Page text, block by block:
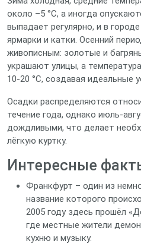
около –5 °C, а иногда
выпадает регулярно, и в
ярмарки и катки. Осенний
живописным: золотые и
украшают улицы, а
10‑20 °C, создавая идеальные
Осадки распределяются
течение года, однако
дождливыми, что делает
лёгкую куртку.
Интересные
Франкфурт – один из
название которого
2005 году здесь прошёл
где местные жители
кухню и музыку.